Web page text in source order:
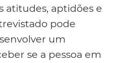
atitudes, aptidões e
pode
um
se a pessoa em